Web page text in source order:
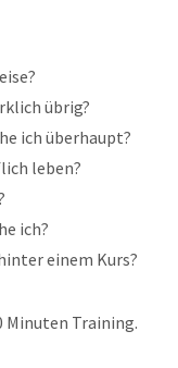
übrig?
ich überhaupt?
leben?
ich?
einem Kurs?
Minuten Training.